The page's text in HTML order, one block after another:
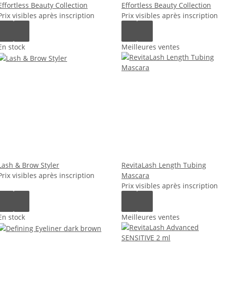
Beauty Collection
visibles après inscription
Effortless Beauty Collection
Prix visibles après inscription
stock
& Brow Styler
visibles après inscription
Meilleures ventes
RevitaLash Length Tubing
Mascara
Prix visibles après inscription
stock Meilleures ventes